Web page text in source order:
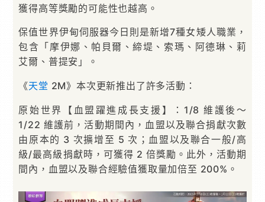
獲得高等獎勵的可能性也越高。
保值世界伊甸伺服器今日則是新增7種女矮人職業，
包含「摩伊娜、帕貝爾、締堤、索瑪、阿德琳、莉
艾爾、普提安」。
《天堂 2M》本次更新推出了許多活動：
原始世界【血盟躍進成長支援】：1/8 維護後～
1/22 維護前，活動期間內，血盟以及聯合捐獻次數
由原本的 3 次擴增至 5 次；血盟以及聯合一般/高
級/最高級捐獻時，可獲得 2 倍獎勵。此外，活動期
間內，血盟以及聯合經驗值獲取量加倍至 200%。